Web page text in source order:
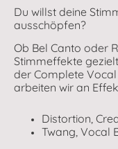
Du willst deine
ausschöpfen?
Ob Bel Canto oder
Stimmeffekte
der Complete
arbeiten wir an
Distortion,
Twang, Vocal